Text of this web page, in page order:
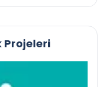
Projeleri